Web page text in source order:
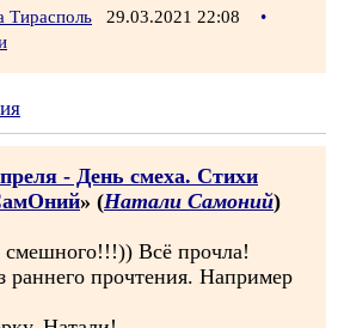
Тирасполь 29.03.2021 22:08
•
- День смеха. Стихи
» (Натали Самоний)
смешного!!!)) Всё прочла!
прочтения. Например